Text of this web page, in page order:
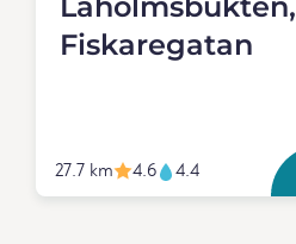
Fiskaregatan
27.7 km 4.6 4.4